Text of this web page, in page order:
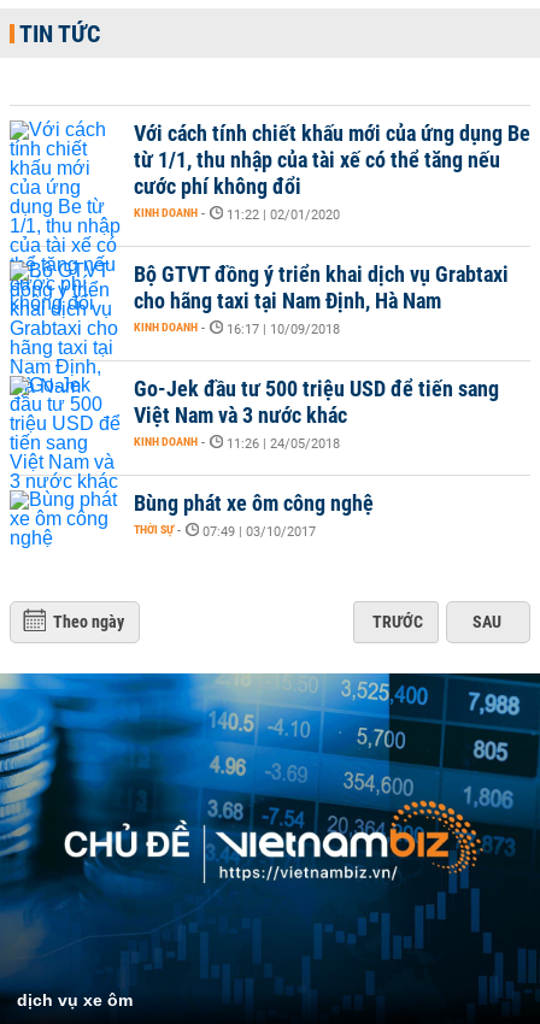
TIN TỨC
Với cách tính chiết khấu mới của ứng dụng Be
từ 1/1, thu nhập của tài xế có thể tăng nếu
cước phí không đổi
KINH DOANH - 11:22 | 02/01/2020
Bộ GTVT đồng ý triển khai dịch vụ Grabtaxi
cho hãng taxi tại Nam Định, Hà Nam
KINH DOANH - 16:17 | 10/09/2018
Go-Jek đầu tư 500 triệu USD để tiến sang
Việt Nam và 3 nước khác
KINH DOANH - 11:26 | 24/05/2018
Bùng phát xe ôm công nghệ
THỜI SỰ - 07:49 | 03/10/2017
Theo ngày TRƯỚC SAU
dịch vụ xe ôm